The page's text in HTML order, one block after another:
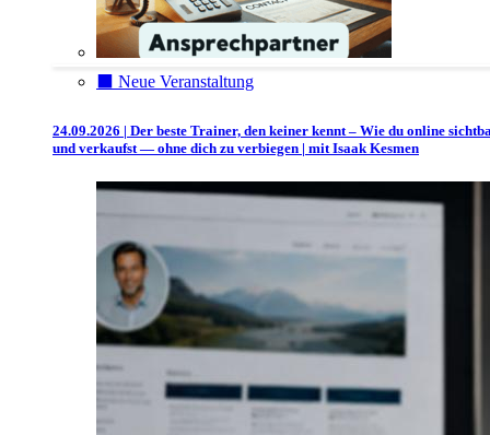
⬛️ Neue Veranstaltung
24.09.2026 | Der beste Trainer, den keiner kennt – Wie du online
und verkaufst — ohne dich zu verbiegen | mit Isaak Kesmen